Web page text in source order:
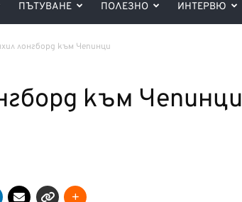
ПЪТУВАНЕ ПОЛЕЗНО ИНТЕРВЮ
лонгборд към Чепинци
към Чепинци